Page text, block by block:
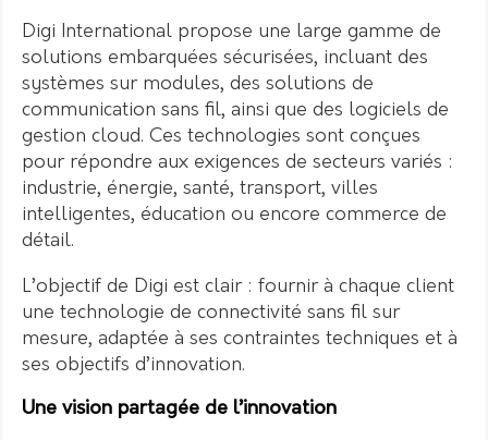
Digi International propose une large gamme de
solutions embarquées sécurisées, incluant des
systèmes sur modules, des solutions de
communication sans fil, ainsi que des logiciels de
gestion cloud. Ces technologies sont conçues
pour répondre aux exigences de secteurs variés :
industrie, énergie, santé, transport, villes
intelligentes, éducation ou encore commerce de
détail.
L’objectif de Digi est clair : fournir à chaque client
une technologie de connectivité sans fil sur
mesure, adaptée à ses contraintes techniques et à
ses objectifs d’innovation.
Une vision partagée de l’innovation